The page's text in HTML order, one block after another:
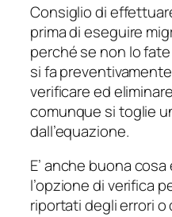
Consiglio di
prima di eseguire
perché se non lo
si fa
verificare ed
comunque si toglie
dall’equazione.
E’ anche buona
l’opzione di verifica
riportati degli errori